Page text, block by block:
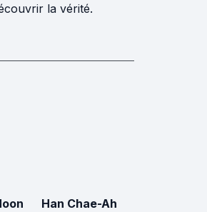
la vérité.
Han Chae-Ah